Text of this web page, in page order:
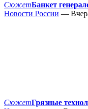
СюжетБанкет
Новости России —
СюжетГрязные